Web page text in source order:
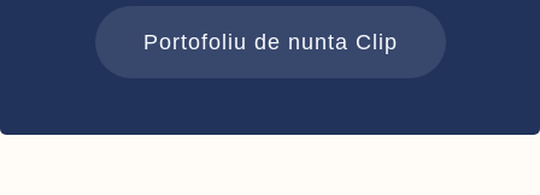
Portofoliu de nunta Clip